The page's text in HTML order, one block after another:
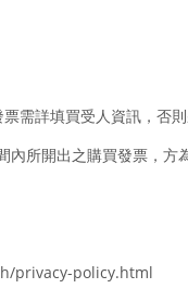
需詳填買受人資訊，否
內所開出之購買發票，方
privacy-policy.html